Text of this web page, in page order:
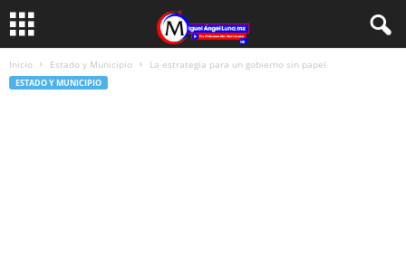
Inicio Estado y Municipio La estrategia para un gobierno sin papel
ESTADO Y MUNICIPIO